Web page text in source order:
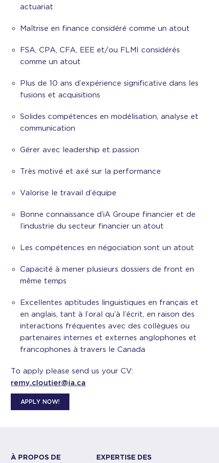
actuariat
Maîtrise en finance considéré comme un atout
FSA, CPA, CFA, EEE et/ou FLMI considérés
comme un atout
Plus de 10 ans d’expérience significative dans les
fusions et acquisitions
Solides compétences en modélisation, analyse et
communication
Gérer avec leadership et passion
Très motivé et axé sur la performance
Valorise le travail d’équipe
Bonne connaissance d’iA Groupe financier et de
l’industrie du secteur financier un atout
Les compétences en négociation sont un atout
Capacité à mener plusieurs dossiers de front en
même temps
Excellentes aptitudes linguistiques en français et
en anglais, tant à l’oral qu’à l’écrit, en raison des
interactions fréquentes avec des collègues ou
partenaires internes et externes anglophones et
francophones à travers le Canada
To apply please send us your CV:
remy.cloutier@ia.ca
APPLY NOW!
À PROPOS DE
EXPERTISE DES